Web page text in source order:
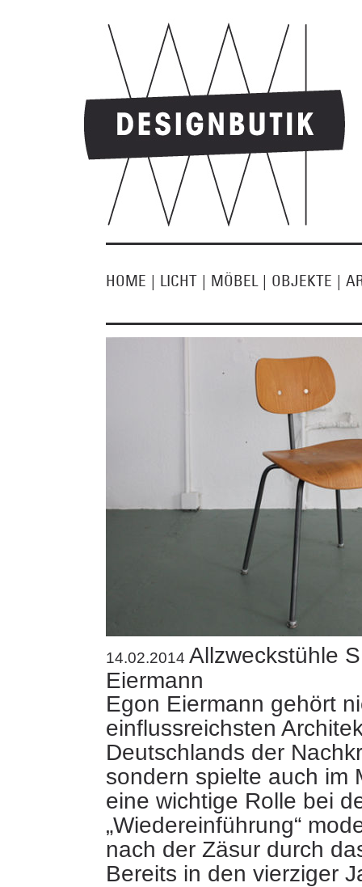
HOME | LICHT | MÖBEL | OBJEKTE |
14.02.2014 Allzweckstühle
Eiermann
Egon Eiermann gehört
einflussreichsten
Deutschlands der
sondern spielte auch im
eine wichtige Rolle bei
„Wiedereinführung“
nach der Zäsur durch
Bereits in den vierziger